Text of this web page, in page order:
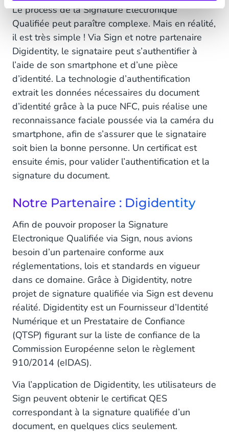
Le process de la Signature Electronique
Qualifiée peut paraître complexe. Mais en réalité,
il est très simple ! Via Sign et notre partenaire
Digidentity, le signataire peut s’authentifier à
l’aide de son smartphone et d’une pièce
d’identité. La technologie d’authentification
extrait les données nécessaires du document
d’identité grâce à la puce NFC, puis réalise une
reconnaissance faciale poussée via la caméra du
smartphone, afin de s’assurer que le signataire
soit bien la bonne personne. Un certificat est
ensuite émis, pour valider l’authentification et la
signature du document.
Notre Partenaire : Digidentity
Afin de pouvoir proposer la Signature
Electronique Qualifiée via Sign, nous avions
besoin d’un partenaire conforme aux
réglementations, lois et standards en vigueur
dans ce domaine. Grâce à Digidentity, notre
projet de signature qualifiée via Sign est devenu
réalité. Digidentity est un Fournisseur d’Identité
Numérique et un Prestataire de Confiance
(QTSP) figurant sur la liste de confiance de la
Commission Européenne selon le règlement
910/2014 (eIDAS).
Via l’application de Digidentity, les utilisateurs de
Sign peuvent obtenir le certificat QES
correspondant à la signature qualifiée d’un
document, en quelques clics seulement.